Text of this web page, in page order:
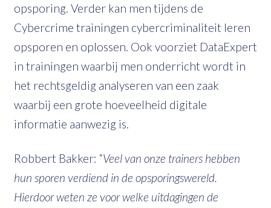
opsporing. Verder kan men tijdens de
Cybercrime trainingen cybercriminaliteit leren
opsporen en oplossen. Ook voorziet DataExpert
in trainingen waarbij men onderricht wordt in
het rechtsgeldig analyseren van een zaak
waarbij een grote hoeveelheid digitale
informatie aanwezig is.
Robbert Bakker: “Veel van onze trainers hebben
hun sporen verdiend in de opsporingswereld.
Hierdoor weten ze voor welke uitdagingen de